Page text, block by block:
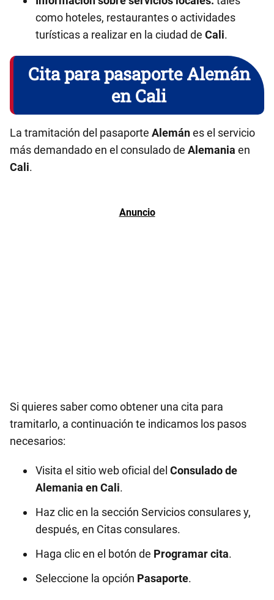
como hoteles, restaurantes o actividades
turísticas a realizar en la ciudad de Cali.
Cita para pasaporte Alemán
en Cali
La tramitación del pasaporte Alemánes el servicio
más demandado en el consulado de Alemania en
Cali.
Si quieres saber como obtener una cita para
tramitarlo, a continuación te indicamos los pasos
necesarios:
Visita el sitio web oficial del Consulado de
Alemania enCali.
Haz clic en la sección Servicios consulares y,
después, en Citas consulares.
Haga clic en el botón de Programar cita.
Seleccione la opción Pasaporte.